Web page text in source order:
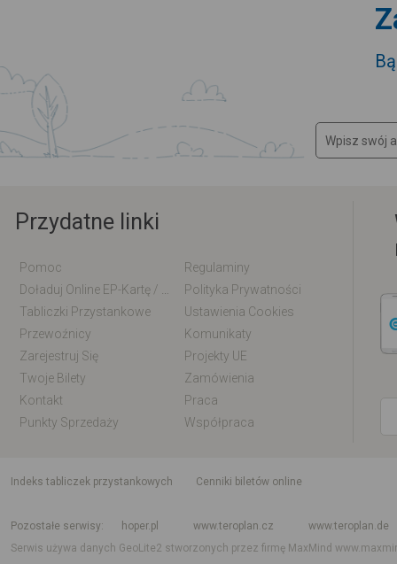
Przydatne linki
Pomoc
Regulaminy
Polityka Prywatności
Tabliczki Przystankowe
Ustawienia Cookies
Przewoźnicy
Komunikaty
Zarejestruj Się
Projekty UE
Twoje Bilety
Zamówienia
Kontakt
Praca
Punkty Sprzedaży
Współpraca
indeks tabliczek przystankowych
Cenniki biletów online
Pozostałe serwisy
hoper.pl www.teroplan.cz
www.teroplan.de
Serwis używa danych GeoLite2 stworzonych przez firmę MaxMind